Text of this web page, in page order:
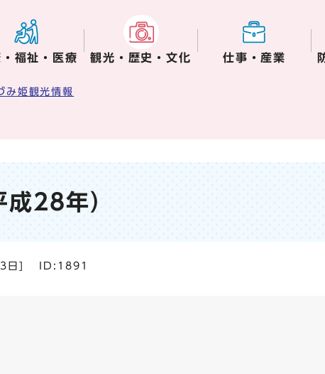
福祉・医療 観光・歴史・文化 仕事・産業
み姫観光情報
成28年）
日 ID:1891